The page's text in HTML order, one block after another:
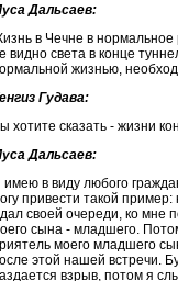
Дальсаев:
в Чечне в нормальное
видно света в конце
жизнью,
Гудава:
хотите сказать - жизни
Дальсаев:
имею в виду любого
привести такой пример:
своей очереди, ко мне
сына - младшего.
моего младшего
этой нашей встречи.
взрыв, потом я